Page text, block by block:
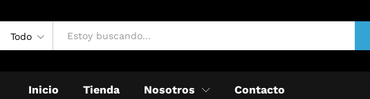
Todo
Inicio Tienda Nosotros Contacto